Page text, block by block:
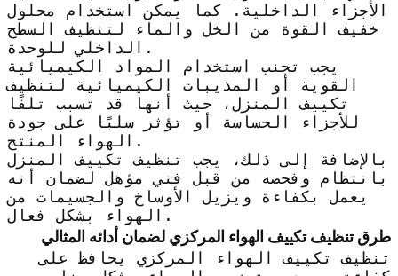
الأجزاء الداخلية. كما يمكن استخدام محلول
خفيف القوة من الخل والماء لتنظيف السطح
الداخلي للوحدة.
يجب تجنب استخدام المواد الكيميائية
القوية أو المذيبات الكيميائية لتنظيف
تكييف المنزل، حيث أنها قد تسبب تلفًا
للأجزاء الحساسة أو تؤثر سلبًا على جودة
الهواء المنتج.
بالإضافة إلى ذلك، يجب تنظيف تكييف المنزل
بانتظام وفحصه من قبل فني مؤهل لضمان أنه
يعمل بكفاءة ويزيل الأوساخ والجسيمات من
الهواء بشكل فعال.
طرق تنظيف تكييف الهواء المركزي لضمان أدائه المثالي
تنظيف تكييف الهواء المركزي يحافظ على